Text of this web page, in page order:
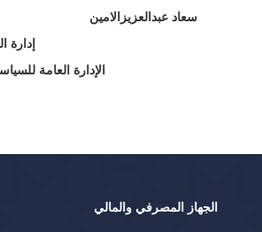
سعاد
إدارة
الإدارة العامة
الجهاز المصرفي والمالي